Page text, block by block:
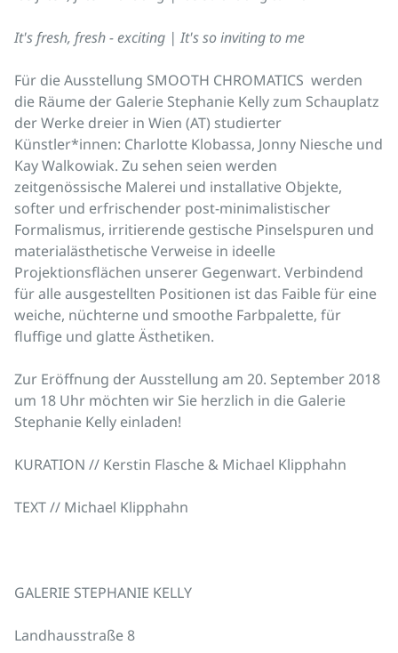
It's fresh, fresh - exciting |It's so inviting to me
Für die Ausstellung SMOOTH CHROMATICS werden
die Räume der Galerie Stephanie Kelly zum Schauplatz
der Werke dreier in Wien (AT) studierter
Künstler*innen: Charlotte Klobassa, Jonny Niesche und
Kay Walkowiak. Zu sehen seien werden
zeitgenössische Malerei und installative Objekte,
softer und erfrischender post-minimalistischer
Formalismus, irritierende gestische Pinselspuren und
materialästhetische Verweise in ideelle
Projektionsflächen unserer Gegenwart. Verbindend
für alle ausgestellten Positionen ist das Faible für eine
weiche, nüchterne und smoothe Farbpalette, für
fluffige und glatte Ästhetiken.
Zur Eröffnung der Ausstellung am 20. September 2018
um 18 Uhr möchten wir Sie herzlich in die Galerie
Stephanie Kelly einladen!
KURATION // Kerstin Flasche & Michael Klipphahn
TEXT // Michael Klipphahn
GALERIE STEPHANIE KELLY
Landhausstraße 8